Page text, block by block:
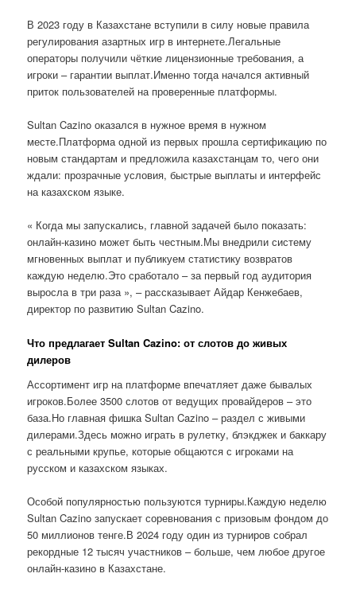
В 2023 году в Казахстане вступили в силу новые правила
регулирования азартных игр в интернете.Легальные
операторы получили чёткие лицензионные требования, а
игроки – гарантии выплат.Именно тогда начался активный
приток пользователей на проверенные платформы.
Sultan Cazino оказался в нужное время в нужном
месте.Платформа одной из первых прошла сертификацию по
новым стандартам и предложила казахстанцам то, чего они
ждали: прозрачные условия, быстрые выплаты и интерфейс
на казахском языке.
« Когда мы запускались, главной задачей было показать:
онлайн-казино может быть честным.Мы внедрили систему
мгновенных выплат и публикуем статистику возвратов
каждую неделю.Это сработало – за первый год аудитория
выросла в три раза », – рассказывает Айдар Кенжебаев,
директор по развитию Sultan Cazino.
Что предлагает Sultan Cazino: от слотов до живых
дилеров
Ассортимент игр на платформе впечатляет даже бывалых
игроков.Более 3500 слотов от ведущих провайдеров – это
база.Но главная фишка Sultan Cazino – раздел с живыми
дилерами.Здесь можно играть в рулетку, блэкджек и баккару
с реальными крупье, которые общаются с игроками на
русском и казахском языках.
Особой популярностью пользуются турниры.Каждую неделю
Sultan Cazino запускает соревнования с призовым фондом до
50 миллионов тенге.В 2024 году один из турниров собрал
рекордные 12 тысяч участников – больше, чем любое другое
онлайн-казино в Казахстане.